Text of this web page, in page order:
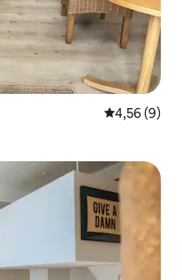
4,56 de uma
4,56 (9)